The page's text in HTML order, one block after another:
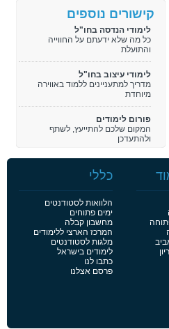
קישורים נוספים
לימודי הנדסה בחו"ל
כל מה שלא ידעתם על החווייה
והתועלת
לימודי עיצוב בחו"ל
מדריך למתעניינים ללמוד באווירה
מיוחדת
פורום לימודים
המקום שלכם להתייעץ, לשתף
ולהתעדכן
כללי
הלוואות לסטודנטים
ימים פתוחים
מחשבון קבלה
המרכז הארצי ללימודים
מלגות לסטודנטים
לימודים בישראל
כתבו לנו
פרסם אצלנו